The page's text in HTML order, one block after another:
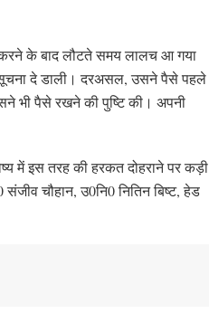
के बाद लौटते समय लालच आ गया
दे डाली। दरअसल, उसने पैसे पहले
भी पैसे रखने की पुष्टि की। अपनी
में इस तरह की हरकत दोहराने पर कड़ी
संजीव चौहान, उ0नि0 नितिन बिष्ट, हेड